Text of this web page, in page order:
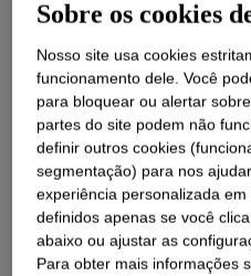
O que éDOWSIL™ SH
INCI Name: Dimethicone
Sobre os cookies
Nosso site usa cookies
funcionamento dele. Você
para bloquear ou alertar
partes do site podem não
definir outros cookies
segmentação) para nos
experiência personalizada
definidos apenas se você
abaixo ou ajustar as
Para obter mais informações